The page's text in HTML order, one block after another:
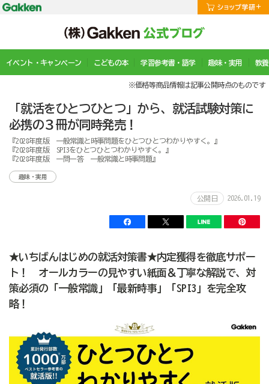
イベント・キャンペーン こどもの本 学習参考書・語学 趣味・実用 教
※価格等商品情報は記事公開時点のものです
「就活をひとつひとつ」から、就活試験対策に
必携の３冊が同時発売！
『2028年度版 一般常識と時事問題をひとつひとつわかりやすく。』
『2028年度版 SPI3をひとつひとつわかりやすく。』
『2028年度版 一問一答 一般常識と時事問題』
趣味・実用
公開日 2026.01.19
★いちばんはじめの就活対策書★内定獲得を徹底サポー
ト！ オールカラーの見やすい紙面＆丁寧な解説で、対
策必須の「一般常識」「最新時事」「SPI3」を完全攻
略！